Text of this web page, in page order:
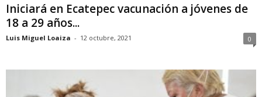
Iniciará en Ecatepec vacunación a jóvenes de
18 a 29 años...
Luis Miguel Loaiza - 12 octubre, 2021 0